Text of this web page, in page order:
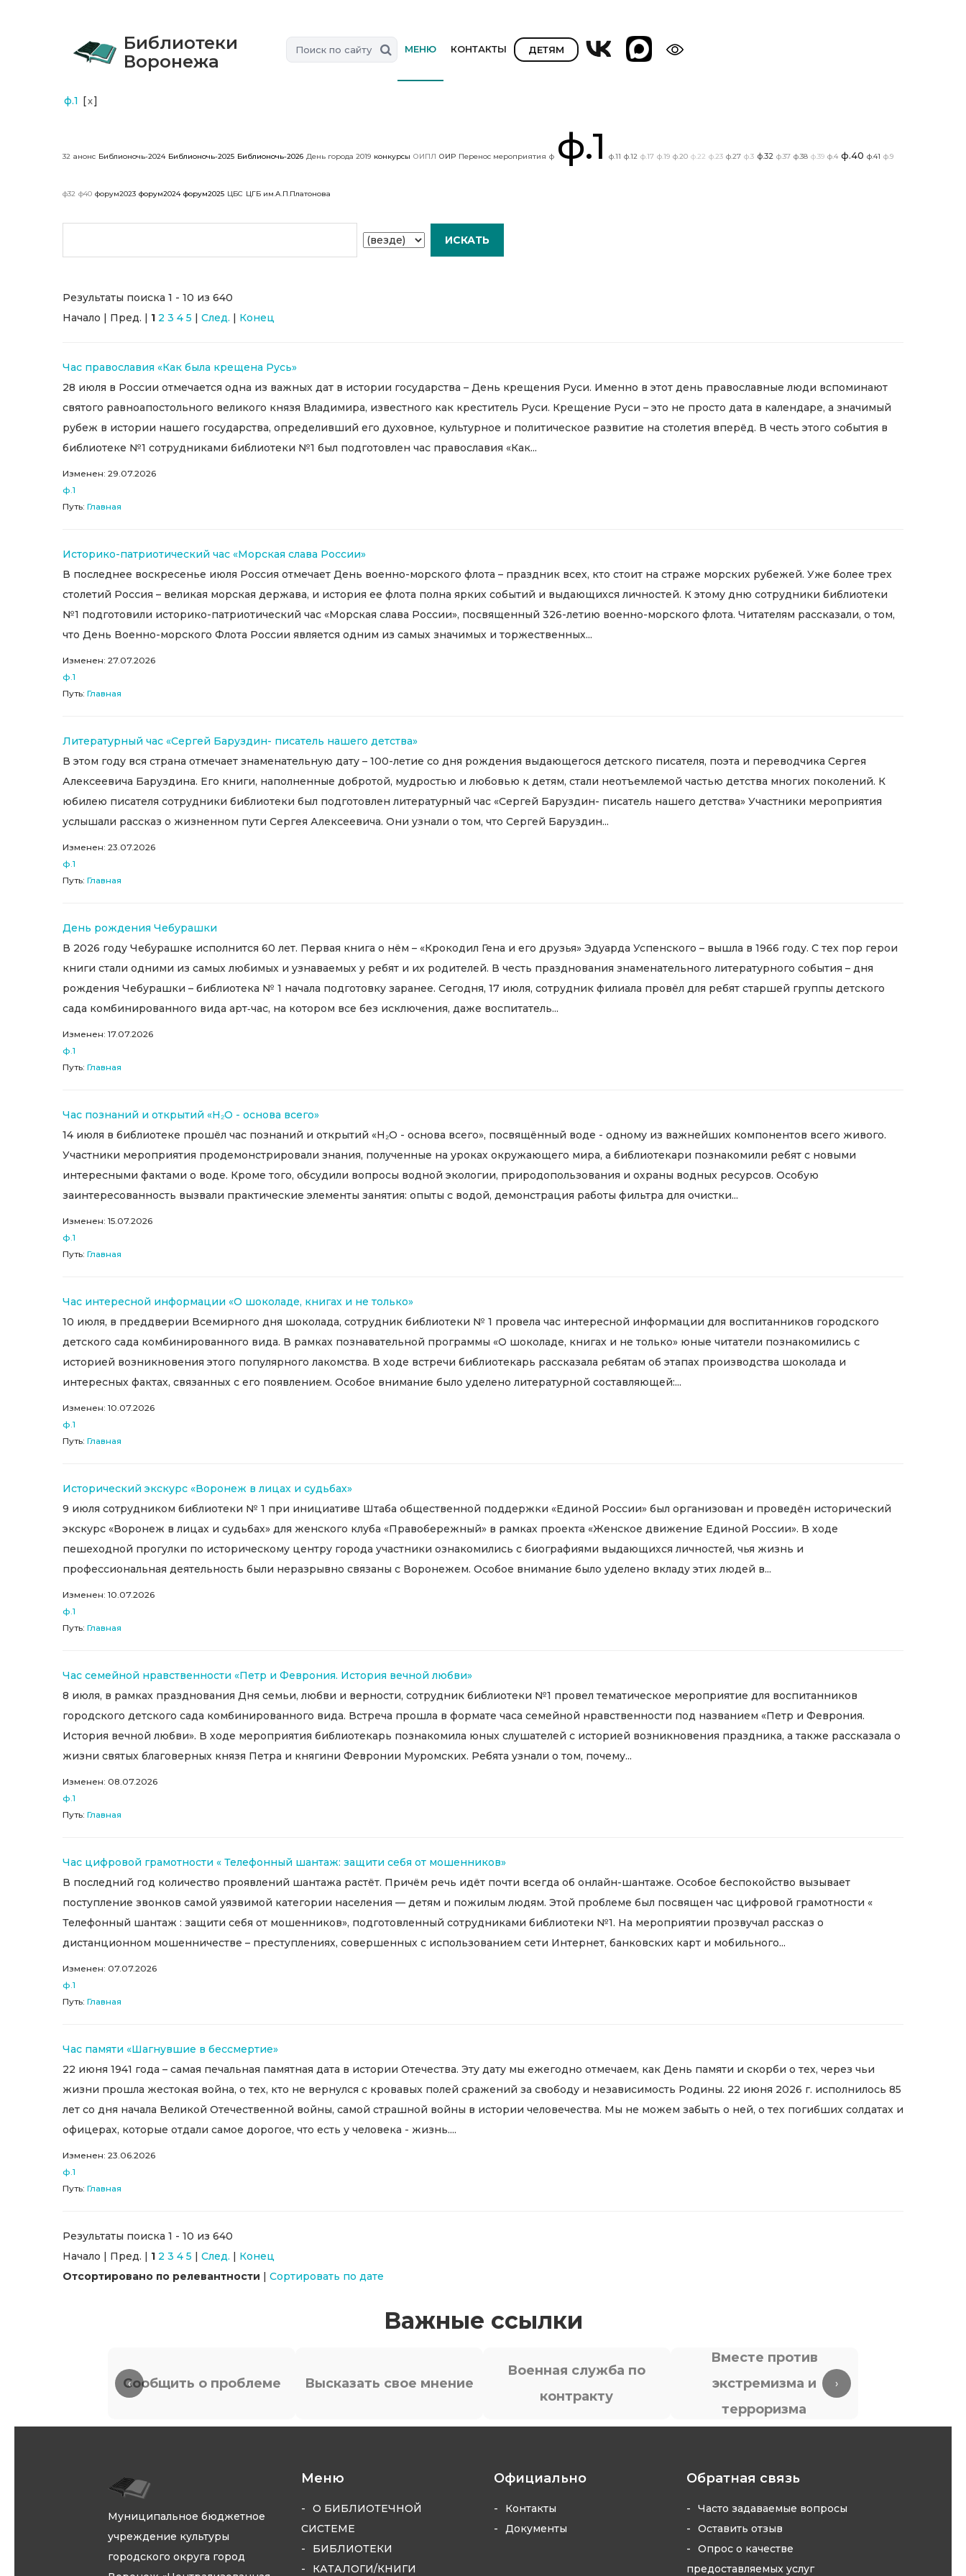
Библиотеки
Воронежа
МЕНЮ КОНТАКТЫ ДЕТЯМ
ф.1 [x]
32 анонс Библионочь-2024 Библионочь-2025 Библионочь-2026 День города 2019 конкурсы ОИПЛ ОИР Перенос мероприятия ф ф.1 ф.11 ф.12 ф.17 ф.19 ф.20 ф.22 ф.23 ф.27 ф.3 ф.32 ф.37 ф.38 ф.39 ф.4 ф.40 ф.41 ф.9
ф32 ф40 форум2023 форум2024 форум2025 ЦБС ЦГБ им.А.П.Платонова
Результаты поиска 1 - 10 из 640
Начало | Пред. | 1 2 3 4 5 | След. | Конец
Час православия «Как была крещена Русь»
28 июля в России отмечается одна из важных дат в истории государства – День крещения Руси. Именно в этот день православные люди вспоминают
святого равноапостольного великого князя Владимира, известного как креститель Руси. Крещение Руси – это не просто дата в календаре, а значимый
рубеж в истории нашего государства, определивший его духовное, культурное и политическое развитие на столетия вперёд. В честь этого события в
библиотеке №1 сотрудниками библиотеки №1 был подготовлен час православия «Как...
Изменен: 29.07.2026
ф.1
Путь: Главная
Историко-патриотический час «Морская слава России»
В последнее воскресенье июля Россия отмечает День военно-морского флота – праздник всех, кто стоит на страже морских рубежей. Уже более трех
столетий Россия – великая морская держава, и история ее флота полна ярких событий и выдающихся личностей. К этому дню сотрудники библиотеки
№1 подготовили историко-патриотический час «Морская слава России», посвященный 326-летию военно-морского флота. Читателям рассказали, о том,
что День Военно-морского Флота России является одним из самых значимых и торжественных...
Изменен: 27.07.2026
ф.1
Путь: Главная
Литературный час «Сергей Баруздин- писатель нашего детства»
В этом году вся страна отмечает знаменательную дату – 100-летие со дня рождения выдающегося детского писателя, поэта и переводчика Сергея
Алексеевича Баруздина. Его книги, наполненные добротой, мудростью и любовью к детям, стали неотъемлемой частью детства многих поколений. К
юбилею писателя сотрудники библиотеки был подготовлен литературный час «Сергей Баруздин- писатель нашего детства» Участники мероприятия
услышали рассказ о жизненном пути Сергея Алексеевича. Они узнали о том, что Сергей Баруздин...
Изменен: 23.07.2026
ф.1
Путь: Главная
День рождения Чебурашки
В 2026 году Чебурашке исполнится 60 лет. Первая книга о нём – «Крокодил Гена и его друзья» Эдуарда Успенского – вышла в 1966 году. С тех пор герои
книги стали одними из самых любимых и узнаваемых у ребят и их родителей. В честь празднования знаменательного литературного события – дня
рождения Чебурашки – библиотека № 1 начала подготовку заранее. Сегодня, 17 июля, сотрудник филиала провёл для ребят старшей группы детского
сада комбинированного вида арт‑час, на котором все без исключения, даже воспитатель...
Изменен: 17.07.2026
ф.1
Путь: Главная
Час познаний и открытий «Н₂О - основа всего»
14 июля в библиотеке прошёл час познаний и открытий «Н₂О - основа всего», посвящённый воде - одному из важнейших компонентов всего живого.
Участники мероприятия продемонстрировали знания, полученные на уроках окружающего мира, а библиотекари познакомили ребят с новыми
интересными фактами о воде. Кроме того, обсудили вопросы водной экологии, природопользования и охраны водных ресурсов. Особую
заинтересованность вызвали практические элементы занятия: опыты с водой, демонстрация работы фильтра для очистки...
Изменен: 15.07.2026
ф.1
Путь: Главная
Час интересной информации «О шоколаде, книгах и не только»
10 июля, в преддверии Всемирного дня шоколада, сотрудник библиотеки № 1 провела час интересной информации для воспитанников городского
детского сада комбинированного вида. В рамках познавательной программы «О шоколаде, книгах и не только» юные читатели познакомились с
историей возникновения этого популярного лакомства. В ходе встречи библиотекарь рассказала ребятам об этапах производства шоколада и
интересных фактах, связанных с его появлением. Особое внимание было уделено литературной составляющей:...
Изменен: 10.07.2026
ф.1
Путь: Главная
Исторический экскурс «Воронеж в лицах и судьбах»
9 июля сотрудником библиотеки № 1 при инициативе Штаба общественной поддержки «Единой России» был организован и проведён исторический
экскурс «Воронеж в лицах и судьбах» для женского клуба «Правобережный» в рамках проекта «Женское движение Единой России». В ходе
пешеходной прогулки по историческому центру города участники ознакомились с биографиями выдающихся личностей, чья жизнь и
профессиональная деятельность были неразрывно связаны с Воронежем. Особое внимание было уделено вкладу этих людей в...
Изменен: 10.07.2026
ф.1
Путь: Главная
Час семейной нравственности «Петр и Феврония. История вечной любви»
8 июля, в рамках празднования Дня семьи, любви и верности, сотрудник библиотеки №1 провел тематическое мероприятие для воспитанников
городского детского сада комбинированного вида. Встреча прошла в формате часа семейной нравственности под названием «Петр и Феврония.
История вечной любви». В ходе мероприятия библиотекарь познакомила юных слушателей с историей возникновения праздника, а также рассказала о
жизни святых благоверных князя Петра и княгини Февронии Муромских. Ребята узнали о том, почему...
Изменен: 08.07.2026
ф.1
Путь: Главная
Час цифровой грамотности « Телефонный шантаж: защити себя от мошенников»
В последний год количество проявлений шантажа растёт. Причём речь идёт почти всегда об онлайн-шантаже. Особое беспокойство вызывает
поступление звонков самой уязвимой категории населения — детям и пожилым людям. Этой проблеме был посвящен час цифровой грамотности «
Телефонный шантаж : защити себя от мошенников», подготовленный сотрудниками библиотеки №1. На мероприятии прозвучал рассказ о
дистанционном мошенничестве – преступлениях, совершенных с использованием сети Интернет, банковских карт и мобильного...
Изменен: 07.07.2026
ф.1
Путь: Главная
Час памяти «Шагнувшие в бессмертие»
22 июня 1941 года – самая печальная памятная дата в истории Отечества. Эту дату мы ежегодно отмечаем, как День памяти и скорби о тех, через чьи
жизни прошла жестокая война, о тех, кто не вернулся с кровавых полей сражений за свободу и независимость Родины. 22 июня 2026 г. исполнилось 85
лет со дня начала Великой Отечественной войны, самой страшной войны в истории человечества. Мы не можем забыть о ней, о тех погибших солдатах и
офицерах, которые отдали самое дорогое, что есть у человека - жизнь....
Изменен: 23.06.2026
ф.1
Путь: Главная
Результаты поиска 1 - 10 из 640
Начало | Пред. | 1 2 3 4 5 | След. | Конец
Отсортировано по релевантности | Сортировать по дате
Важные ссылки
‹
Сообщить о проблеме Высказать свое мнение
Военная служба по
контракту
Вместе против
экстремизма и
терроризма
›
Муниципальное бюджетное
учреждение культуры
городского округа город
Меню
О БИБЛИОТЕЧНОЙ
СИСТЕМЕ
БИБЛИОТЕКИ
КАТАЛОГИ/КНИГИ
Официально
Контакты
Документы
Обратная связь
Часто задаваемые вопросы
Оставить отзыв
Опрос о качестве
предоставляемых услуг